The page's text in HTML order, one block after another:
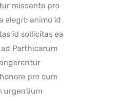
miscente pro
elegit: animo id
id sollicitas ea
Parthicarum
pro cum
urgentium